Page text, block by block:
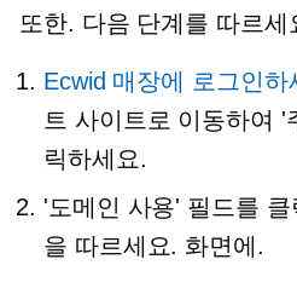
또한. 다음 단계를 따르세
Ecwid 매장에 로그인하
트 사이트로 이동하여 '
릭하세요.
'도메인 사용' 필드를
을 따르세요. 화면에.